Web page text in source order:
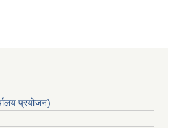
प्रयोजन)